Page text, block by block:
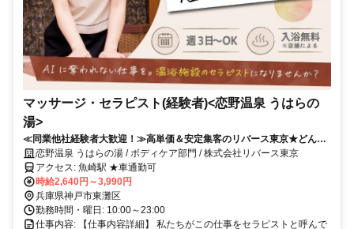
マッサージ・セラピスト(経験者)<恋野温泉 うはらの
湯>
≪同業他社経験者大歓迎！≫高単価＆安定集客のリバース東京★どんな
にAIが進歩しても無くならない仕事です♪
恋野温泉 うはらの湯 / ボディケア部門 / 株式会社リバース東京
アクセス: 魚崎駅 ★車通勤可
時給2,640円～3,990円
兵庫県神戸市東灘区
勤務時間・曜日: 10:00～23:00
仕事内容: 【仕事内容詳細】 私たちがこの仕事をセラピストと呼んで